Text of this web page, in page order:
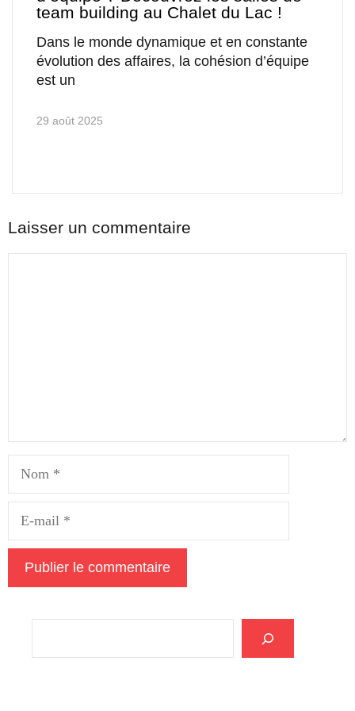
team building au Chalet du Lac !
Dans le monde dynamique et en constante
évolution des affaires, la cohésion d’équipe
est un
29 août 2025
Laisser un commentaire
mail